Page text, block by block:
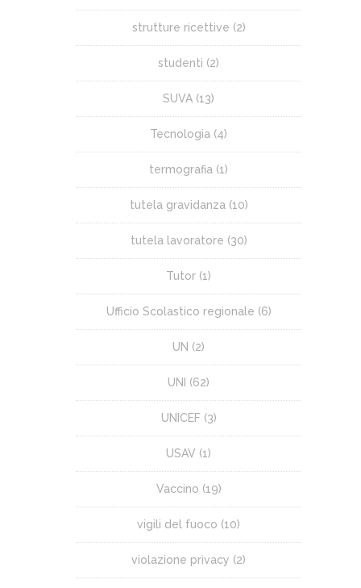
strutture ricettive (2)
studenti (2)
SUVA (13)
Tecnologia (4)
termografia (1)
tutela gravidanza(10)
tutela lavoratore (30)
Tutor (1)
Ufficio Scolastico regionale (6)
UN (2)
UNI (62)
UNICEF(3)
USAV (1)
Vaccino (19)
vigili del fuoco (10)
violazione privacy (2)